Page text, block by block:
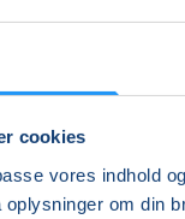
cookies
vores indhold
om din
Vi slutter af